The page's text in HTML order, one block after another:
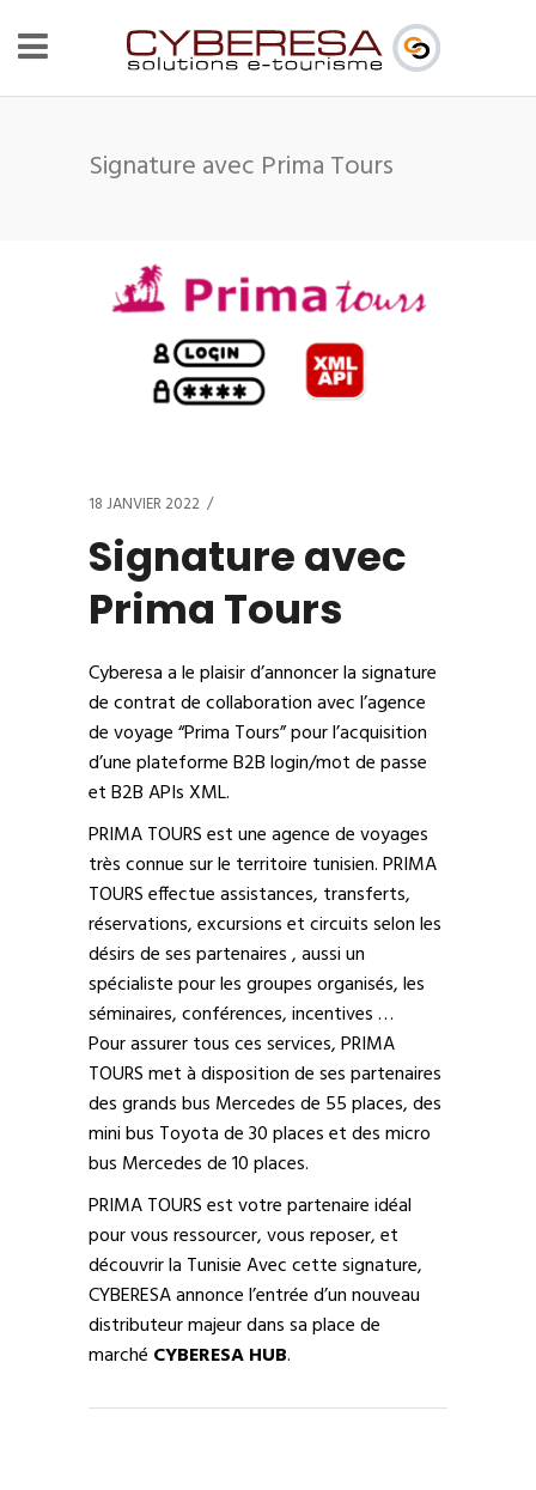
Signature avec Prima Tours
18 JANVIER 2022
Signature avec
Prima Tours
Cyberesa a le plaisir d’annoncer la signature
de contrat de collaboration avec l’agence
de voyage “Prima Tours” pour l’acquisition
d’une plateforme B2B login/mot de passe
et B2B APIs XML.
PRIMA TOURS est une agence de voyages
très connue sur le territoire tunisien. PRIMA
TOURS effectue assistances, transferts,
réservations, excursions et circuits selon les
désirs de ses partenaires , aussi un
spécialiste pour les groupes organisés, les
séminaires, conférences, incentives …
Pour assurer tous ces services, PRIMA
TOURS met à disposition de ses partenaires
des grands bus Mercedes de 55 places, des
mini bus Toyota de 30 places et des micro
bus Mercedes de 10 places.
PRIMA TOURS est votre partenaire idéal
pour vous ressourcer, vous reposer, et
découvrir la Tunisie Avec cette signature,
CYBERESA annonce l’entrée d’un nouveau
distributeur majeur dans sa place de
marché CYBERESA HUB.